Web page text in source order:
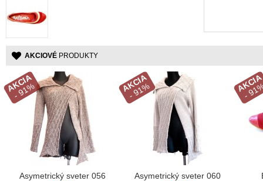
AKCIOVÉ PRODUKTY
AKCIA
- 91%
Asymetrický sveter 056
AKCIA
- 91%
Asymetrický sveter 060
AKCIA
-